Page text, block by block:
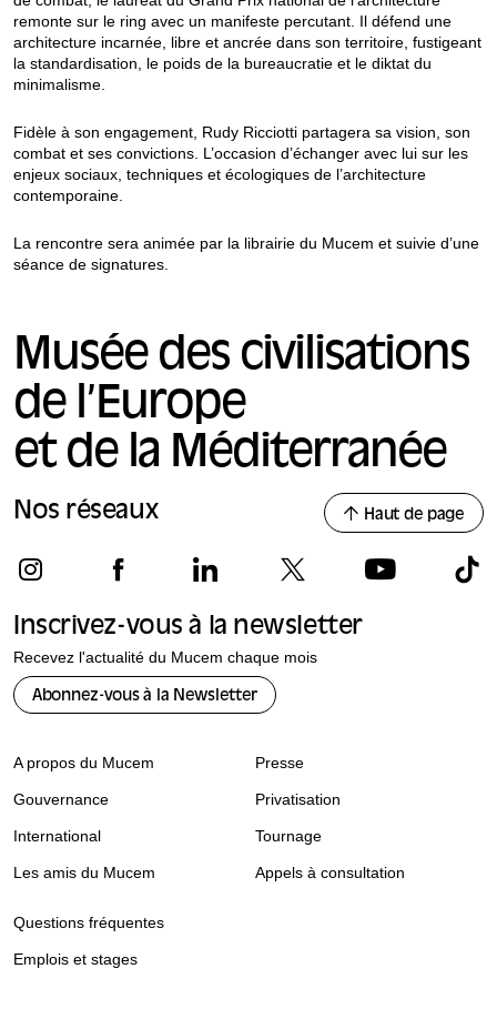
remonte sur le ring avec un manifeste percutant. Il défend une
architecture incarnée, libre et ancrée dans son territoire, fustigeant
la standardisation, le poids de la bureaucratie et le diktat du
minimalisme.
Fidèle à son engagement, Rudy Ricciotti partagera sa vision, son
combat et ses convictions. L’occasion d’échanger avec lui sur les
enjeux sociaux, techniques et écologiques de l’architecture
contemporaine.
La rencontre sera animée par la librairie du Mucem et suivie d’une
séance de signatures.
Musée des civilisations
de l’Europe
et de la Méditerranée
Nos réseaux Haut de page
Inscrivez-vous à la newsletter
Recevez l'actualité du Mucem chaque mois
Abonnez-vous à la Newsletter
A propos du Mucem
Gouvernance
International
Les amis du Mucem
Presse
Privatisation
Tournage
Appels à consultation
Questions fréquentes
Emplois et stages